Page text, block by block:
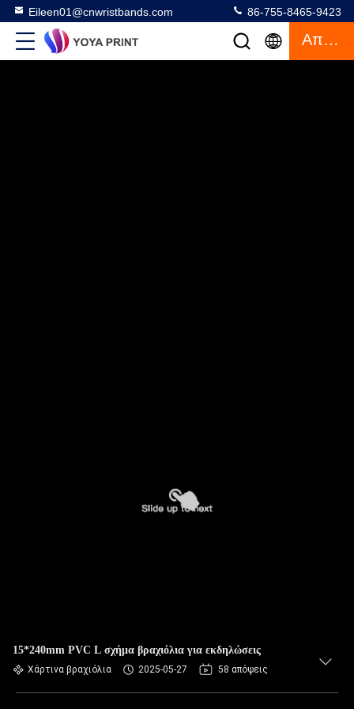
Eileen01@cnwristbands.com 86-755-8465-9423
Απόσπασμα
15*240mm PVC L σχήμα βραχιόλια για εκδηλώσεις
Χάρτινα βραχιόλια 2025-05-27 58 απόψεις